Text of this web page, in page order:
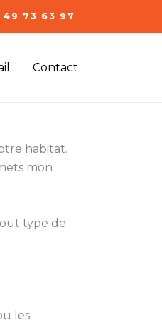
49 73 63 97
Contact
habitat.
mon
type de
les